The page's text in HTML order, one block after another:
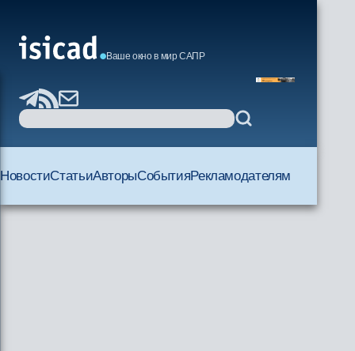
Ваше окно в мир САПР
НовостиСтатьиАвторыСобытияРекламодателям